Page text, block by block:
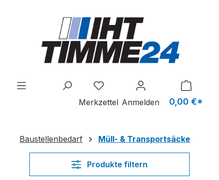
Du hast 0 Produkte auf dem
Merkzettel Anmelden 0,00 €*
Baustellenbedarf Müll- & Transportsäcke
Produkte filtern